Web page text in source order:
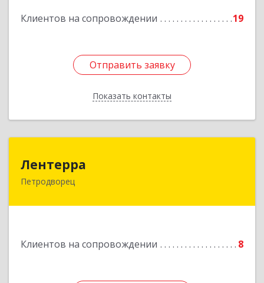
Клиентов на сопровождении 19
Отправить заявку
Показать контакты
Отправить заявку
Назад
Лентерра
Петродворец
Клиентов на сопровождении 8
198517, Санкт-Петербург, Петергоф г,